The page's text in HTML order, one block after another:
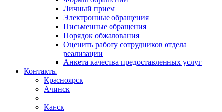
Личный прием
Электронные обращения
Письменные обращения
Порядок обжалования
Оценить работу сотрудников отдела
реализации
Анкета качества предоставленных услуг
Контакты
Красноярск
Ачинск
Канск